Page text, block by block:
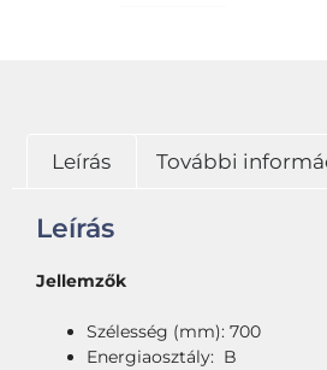
Leírás További
Leírás
Jellemzők
Szélesség (mm): 700
Energiaosztály: B